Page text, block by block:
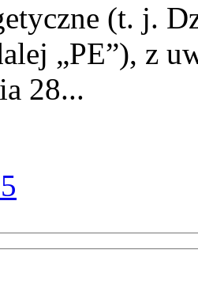
(t. j.
„PE”), z
28...